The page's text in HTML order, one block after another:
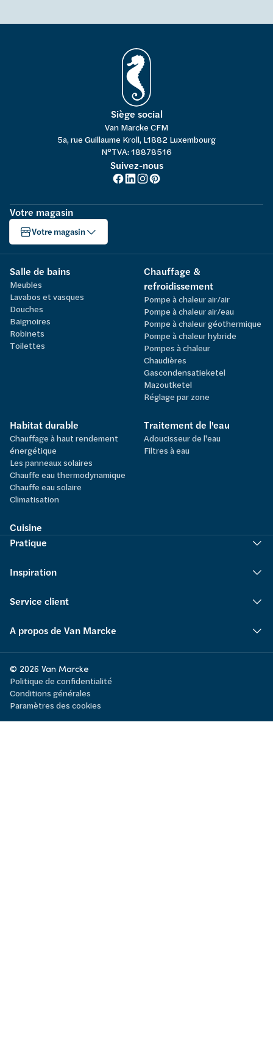
Siège social
Van Marcke CFM
5a, rue Guillaume Kroll, L1882 Luxembourg
N°TVA: 18878516
Suivez-nous
Votre magasin
Votre magasin
Salle de bains
Meubles
Lavabos et vasques
Douches
Baignoires
Robinets
Toilettes
Chauffage &
refroidissement
Pompe à chaleur air/air
Pompe à chaleur air/eau
Pompe à chaleur géothermique
Pompe à chaleur hybride
Pompes à chaleur
Chaudières
Gascondensatieketel
Mazoutketel
Réglage par zone
Habitat durable
Chauffage à haut rendement
énergétique
Les panneaux solaires
Chauffe eau thermodynamique
Chauffe eau solaire
Climatisation
Traitement de l'eau
Adoucisseur de l'eau
Filtres à eau
Cuisine
Pratique
Inspiration
Service client
A propos de Van Marcke
© 2026 Van Marcke
Politique de confidentialité
Conditions générales
Paramètres des cookies